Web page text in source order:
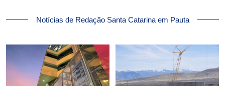
Notícias de Redação Santa Catarina em Pauta